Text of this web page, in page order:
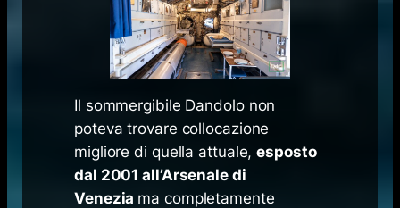
Il sommergibile Dandolo non
poteva trovare collocazione
migliore di quella attuale,esposto
dal 2001 all’Arsenale di
Venezia ma completamente